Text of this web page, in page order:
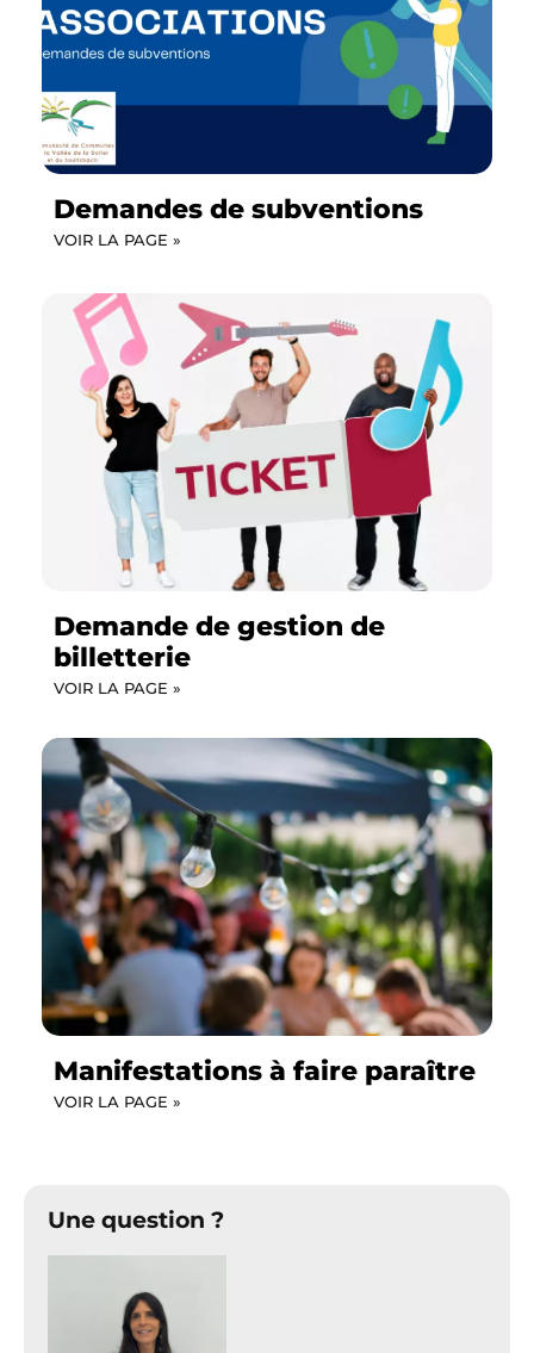
Demandes de subventions
VOIR LA PAGE »
Demande de gestion de
billetterie
VOIR LA PAGE »
Manifestations à faire paraître
VOIR LA PAGE »
Une question ?